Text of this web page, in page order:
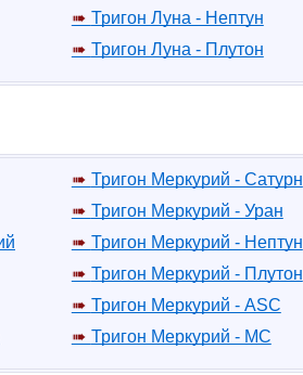
Тригон Луна - Нептун
Тригон Луна - Плутон
Тригон Меркурий - Сатурн
Тригон Меркурий - Уран
Тригон Меркурий - Нептун
Тригон Меркурий - Плутон
Тригон Меркурий - ASC
Тригон Меркурий - MC